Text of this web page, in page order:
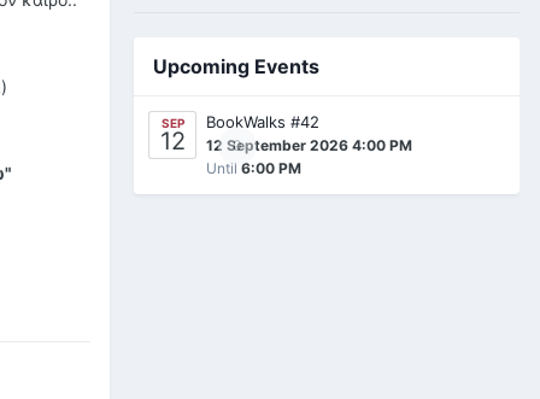
Upcoming Events
SEP
12 0
BookWalks #42
12 September 2026 4:00 PM
Until 6:00 PM